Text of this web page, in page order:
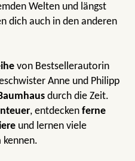
Welten und längst
dich auch in den anderen
von Bestsellerautorin
Anne und Philipp
durch die Zeit.
, entdecken ferne
und lernen viele
kennen.